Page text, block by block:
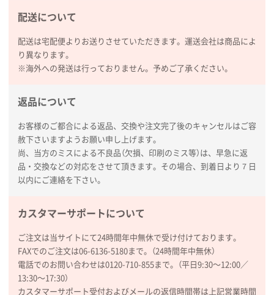
熊本県S社様
ぺんてる ビクーニャフィール1000枚
2026年01月26日 15:45
印刷範囲が広かったから、取扱商品
新潟県R社様
2026年01月16日 10:53
納期が比較的短く、ロット数が豊富に選べて価格が安
かったため
山口県P社様
③1枚
希望の商品の取り扱いがあったので
大阪府のお客様
厚手コットンマチ付トートL ナチュラル(A4対応)
配送について
配送は宅配便よりお送りさせていただきます。運送会社は商品によ
り異なります。
※海外への発送は行っておりません。予めご了承ください。
返品について
お客様のご都合による返品、交換や注文完了後のキャンセルはご容
赦下さいますようお願い申し上げます。
尚、当方のミスによる不良品（欠損、印刷のミス等）は、早急に返
品・交換などの対応をさせて頂きます。その場合、到着日より７日
以内にご連絡を下さい。
カスタマーサポートについて
ご注文は当サイトにて24時間年中無休で受け付けております。
FAXでのご注文は06-6136-5180まで。（24時間年中無休）
電話でのお問い合わせは0120-710-855まで。（平日9:30〜12:00／
13:30〜17:30）
カスタマーサポート受付およびメールの返信時間帯は上記営業時間